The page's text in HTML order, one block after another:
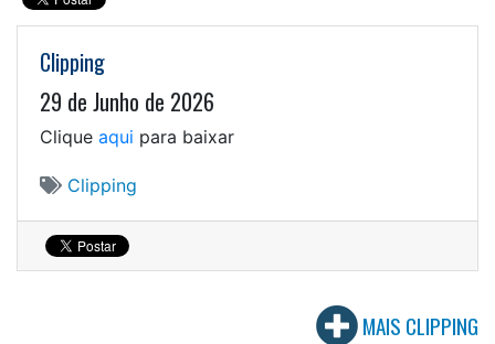
Clipping
29 de Junho de 2026
Clique aqui para baixar
Clipping
MAIS CLIPPING